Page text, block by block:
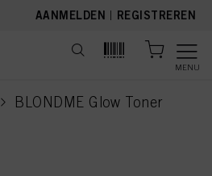
AANMELDEN | REGISTREREN
MENU
BLONDME Glow Toner
current page